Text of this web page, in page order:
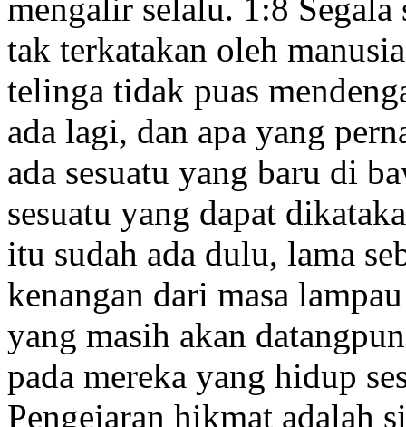
mengalir selalu. 1:8 Segala
tak terkatakan oleh
telinga tidak puas
ada lagi, dan apa yang
ada sesuatu yang baru di
sesuatu yang dapat
itu sudah ada dulu, lama
kenangan dari masa lampau
yang masih akan
pada mereka yang hidup
Pengejaran hikmat adalah